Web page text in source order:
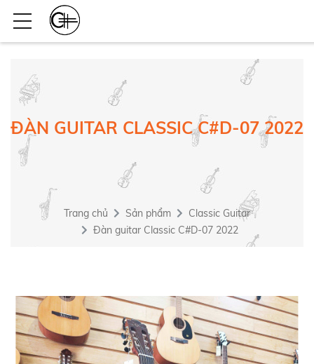
ĐÀN GUITAR CLASSIC C#D-07 2022
Trang chủ Sản phẩm
Classic Guitar
Đàn guitar Classic C#D-07 2022